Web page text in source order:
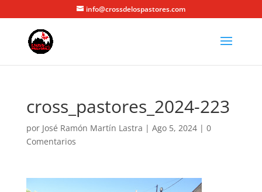
info@crossdelospastores.com
cross_pastores_2024-223
por José Ramón Martín Lastra | Ago 5, 2024| 0
Comentarios